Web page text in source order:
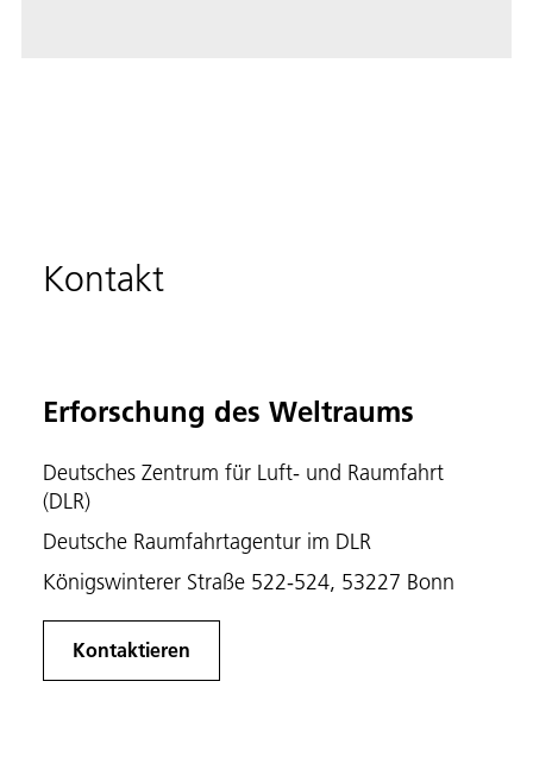
Kontakt
Erforschung des Weltraums
Deutsches Zentrum für Luft- und Raumfahrt
(DLR)
Deutsche Raumfahrtagentur im DLR
Königswinterer Straße 522-524, 53227 Bonn
Kontaktieren